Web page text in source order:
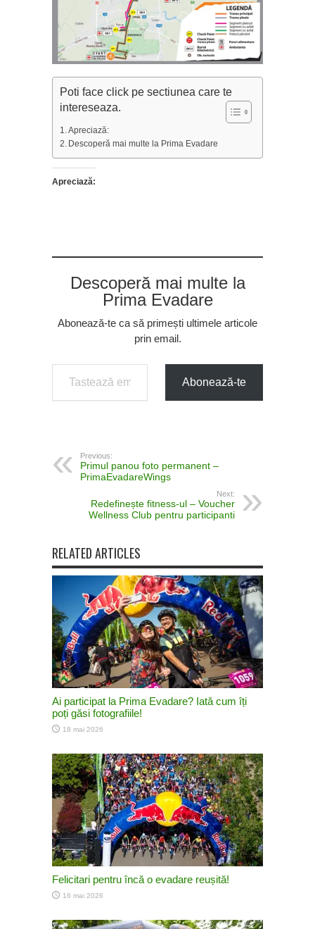
Poti face click pe sectiunea care te
intereseaza.
Apreciază:
Descoperă mai multe la Prima Evadare
Apreciază:
Descoperă mai multe la
Prima Evadare
Abonează-te ca să primești ultimele articole
prin email.
Tastează emailul tău...
Abonează-te
Previous:
Primul panou foto permanent –
PrimaEvadareWings
Next:
Redefinește fitness-ul – Voucher
Wellness Club pentru participanti
RELATED ARTICLES
Ai participat la Prima Evadare? Iată cum îți
poți găsi fotografiile!
18 mai 2026
Felicitari pentru încă o evadare reușită!
16 mai 2026